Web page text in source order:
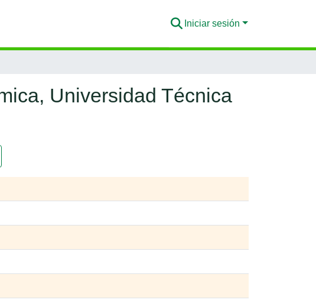
Iniciar sesión
Universidad Técnica